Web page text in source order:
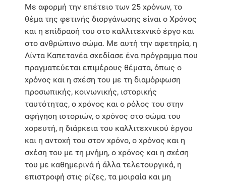
Με αφορμή την επέτειο των 25 χρόνων, το
θέμα της φετινής διοργάνωσης είναι ο Χρόνος
και η επίδρασή του στο καλλιτεχνικό έργο και
στο ανθρώπινο σώμα. Με αυτή την αφετηρία, η
Λίντα Καπετανέα σχεδίασε ένα πρόγραμμα που
πραγματεύεται επιμέρους θέματα, όπως ο
χρόνος και η σχέση του με τη διαμόρφωση
προσωπικής, κοινωνικής, ιστορικής
ταυτότητας, ο χρόνος και ο ρόλος του στην
αφήγηση ιστοριών, ο χρόνος στο σώμα του
χορευτή, η διάρκεια του καλλιτεχνικού έργου
και η αντοχή του στον χρόνο, ο χρόνος και η
σχέση του με τη μνήμη, ο χρόνος και η σχέση
του με καθημερινά ή άλλα τελετουργικά, η
επιστροφή στις ρίζες, τα μοιραία και μη